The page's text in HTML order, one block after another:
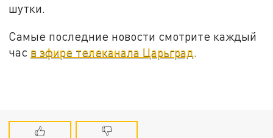
шутки.
Самые последние новости смотрите каждый
час в эфире телеканала Царьград